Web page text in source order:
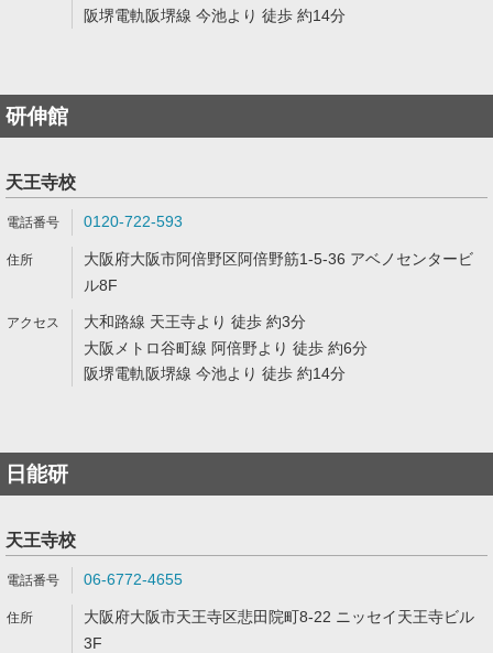
阪堺電軌阪堺線 今池より 徒歩 約14分
研伸館
天王寺校
0120-722-593
大阪府大阪市阿倍野区阿倍野筋1-5-36 アベノセンタービ
ル8F
大和路線 天王寺より 徒歩 約3分
大阪メトロ谷町線 阿倍野より 徒歩 約6分
阪堺電軌阪堺線 今池より 徒歩 約14分
日能研
天王寺校
06-6772-4655
大阪府大阪市天王寺区悲田院町8-22 ニッセイ天王寺ビル
3F